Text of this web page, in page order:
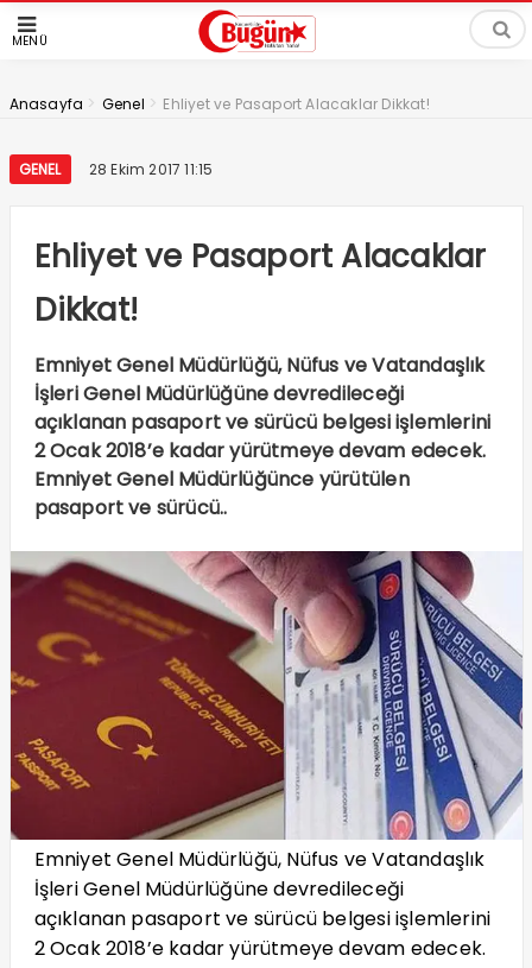
MENÜ
Anasayfa > Genel > Ehliyet ve Pasaport Alacaklar Dikkat!
GENEL 28 Ekim 2017 11:15
Ehliyet ve Pasaport Alacaklar
Dikkat!
Emniyet Genel Müdürlüğü, Nüfus ve Vatandaşlık
İşleri Genel Müdürlüğüne devredileceği
açıklanan pasaport ve sürücü belgesi işlemlerini
2 Ocak 2018’e kadar yürütmeye devam edecek.
Emniyet Genel Müdürlüğünce yürütülen
pasaport ve sürücü..
Emniyet Genel Müdürlüğü, Nüfus ve Vatandaşlık
İşleri Genel Müdürlüğüne devredileceği
açıklanan pasaport ve sürücü belgesi işlemlerini
2 Ocak 2018’e kadar yürütmeye devam edecek.